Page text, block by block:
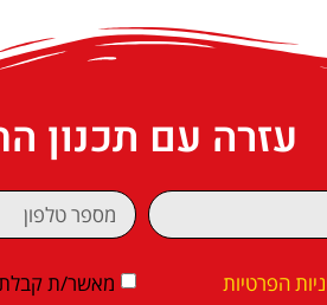
עזרה עם תכנון
הפרטיות מאשר/ת קבלת